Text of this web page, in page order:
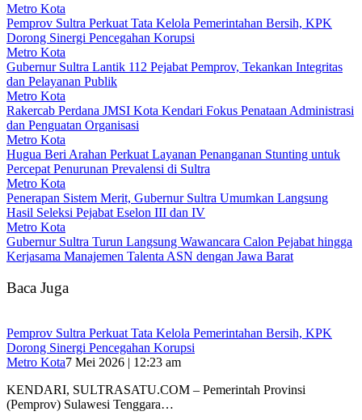
Metro Kota
Pemprov Sultra Perkuat Tata Kelola Pemerintahan Bersih, KPK
Dorong Sinergi Pencegahan Korupsi
Metro Kota
Gubernur Sultra Lantik 112 Pejabat Pemprov, Tekankan Integritas
dan Pelayanan Publik
Metro Kota
Rakercab Perdana JMSI Kota Kendari Fokus Penataan Administrasi
dan Penguatan Organisasi
Metro Kota
Hugua Beri Arahan Perkuat Layanan Penanganan Stunting untuk
Percepat Penurunan Prevalensi di Sultra
Metro Kota
Penerapan Sistem Merit, Gubernur Sultra Umumkan Langsung
Hasil Seleksi Pejabat Eselon III dan IV
Metro Kota
Gubernur Sultra Turun Langsung Wawancara Calon Pejabat hingga
Kerjasama Manajemen Talenta ASN dengan Jawa Barat
Baca Juga
Pemprov Sultra Perkuat Tata Kelola Pemerintahan Bersih, KPK
Dorong Sinergi Pencegahan Korupsi
Metro Kota7 Mei 2026 | 12:23 am
KENDARI, SULTRASATU.COM – Pemerintah Provinsi
(Pemprov) Sulawesi Tenggara…